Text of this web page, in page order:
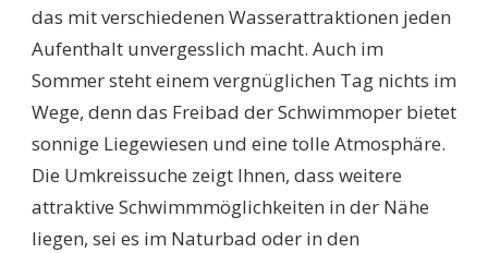
das mit verschiedenen Wasserattraktionen jeden
Aufenthalt unvergesslich macht. Auch im
Sommer steht einem vergnüglichen Tag nichts im
Wege, denn das Freibad der Schwimmoper bietet
sonnige Liegewiesen und eine tolle Atmosphäre.
Die Umkreissuche zeigt Ihnen, dass weitere
attraktive Schwimmmöglichkeiten in der Nähe
liegen, sei es im Naturbad oder in den